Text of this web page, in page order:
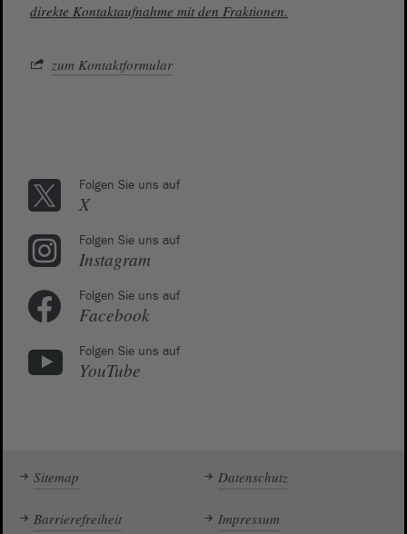
direkte Kontaktaufnahme mit den Fraktionen.
zum Kontaktformular
Folgen Sie uns auf
X
Folgen Sie uns auf
Instagram
Folgen Sie uns auf
Facebook
Folgen Sie uns auf
YouTube
Sitemap Datenschutz
Barrierefreiheit Impressum